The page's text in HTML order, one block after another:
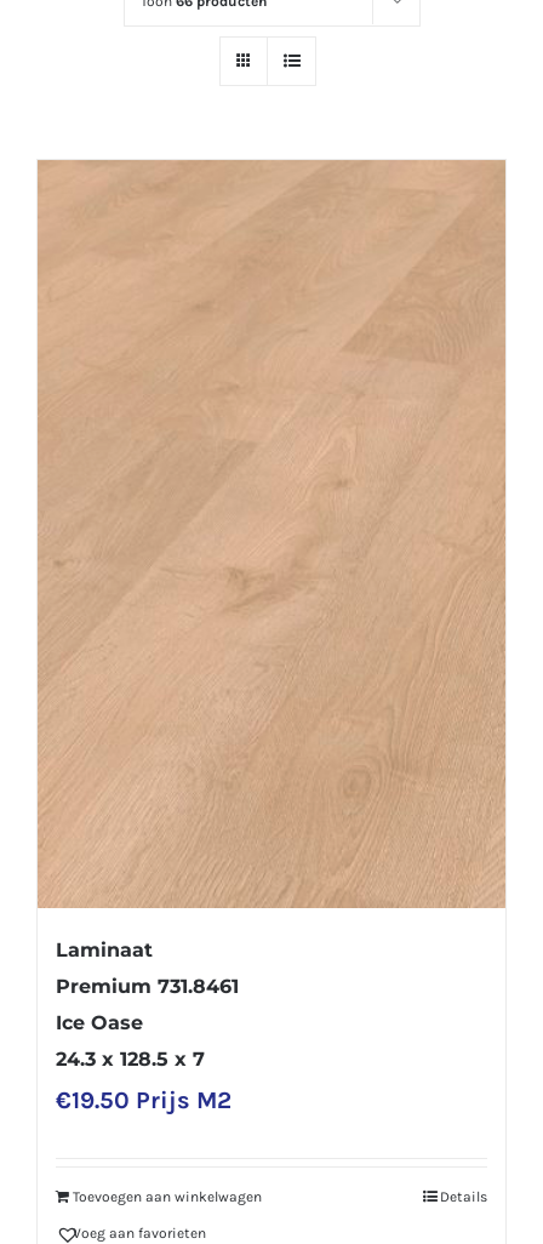
Laminaat
Premium 731.8461
Ice Oase
24.3 x 128.5 x 7
€19.50 Prijs M2
Toevoegen aan winkelwagen Details
Voeg aan favorieten